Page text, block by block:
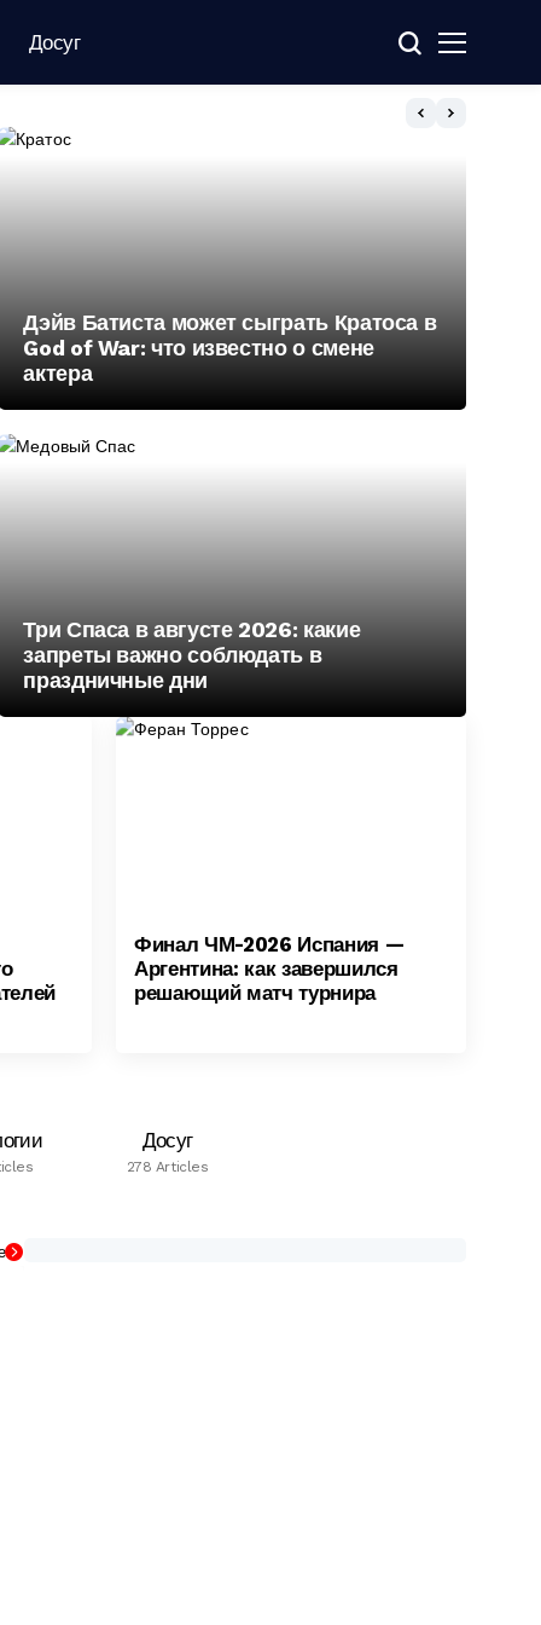
Досуг
Дэйв Батиста может сыграть Кратоса в
God of War: что известно о смене
актера
Три Спаса в августе 2026: какие
запреты важно соблюдать в
праздничные дни
Финал ЧМ-2026 Испания —
Аргентина: как завершился
решающий матч турнира
Досуг
278 Articles